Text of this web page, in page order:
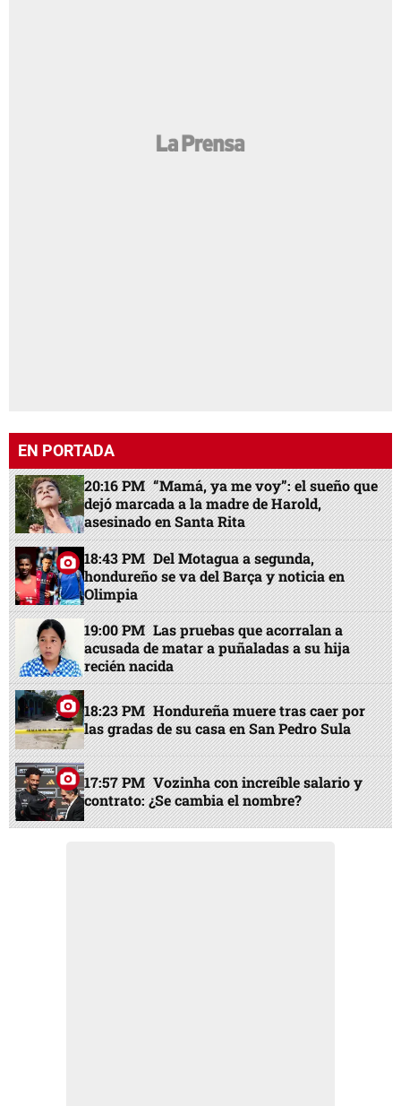
EN PORTADA
20:16 PM “Mamá, ya me voy”: el sueño que
dejó marcada a la madre de Harold,
asesinado en Santa Rita
18:43 PM Del Motagua a segunda,
hondureño se va del Barça y noticia en
Olimpia
19:00 PM Las pruebas que acorralan a
acusada de matar a puñaladas a su hija
recién nacida
18:23 PM Hondureña muere tras caer por
las gradas de su casa en San Pedro Sula
17:57 PM Vozinha con increíble salario y
contrato: ¿Se cambia el nombre?